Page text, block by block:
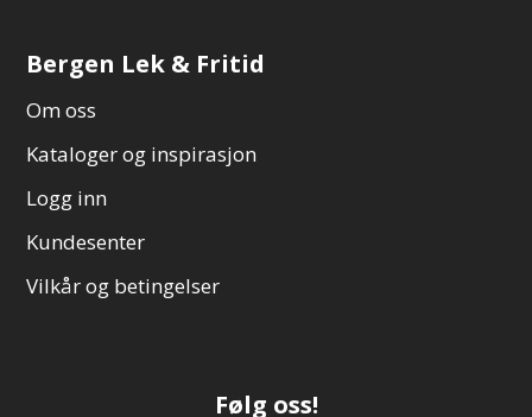
Bergen Lek & Fritid
Om oss
Kataloger og inspirasjon
Logg inn
Kundesenter
Vilkår og betingelser
Følg oss!